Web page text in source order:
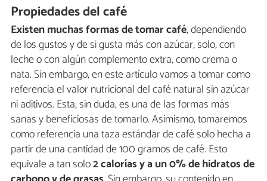
Propiedades del café
Existen muchas formas de tomar café, dependiendo
de los gustos y de si gusta más con azúcar, solo, con
leche o con algún complemento extra, como crema o
nata. Sin embargo, en este artículo vamos a tomar como
referencia el valor nutricional del café natural sin azúcar
ni aditivos. Esta, sin duda, es una de las formas más
sanas y beneficiosas de tomarlo. Asimismo, tomaremos
como referencia una taza estándar de café solo hecha a
partir de una cantidad de 100 gramos de café. Esto
equivale a tan solo2 calorías y a un 0% de hidratos de